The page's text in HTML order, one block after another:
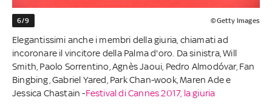
6/9 ©Getty Images
Elegantissimi anche i membri della giuria, chiamati ad
incoronare il vincitore della Palma d'oro. Da sinistra, Will
Smith, Paolo Sorrentino, Agnès Jaoui, Pedro Almodóvar, Fan
Bingbing, Gabriel Yared, Park Chan-wook, Maren Ade e
Jessica Chastain -Festival di Cannes 2017, la giuria